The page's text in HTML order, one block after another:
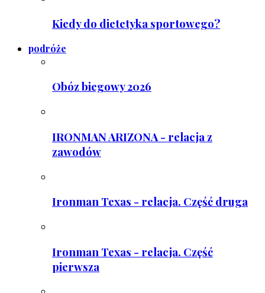
Kiedy do dietetyka sportowego?
podróże
Obóz biegowy 2026
IRONMAN ARIZONA - relacja z
zawodów
Ironman Texas - relacja. Część druga
Ironman Texas - relacja. Część
pierwsza